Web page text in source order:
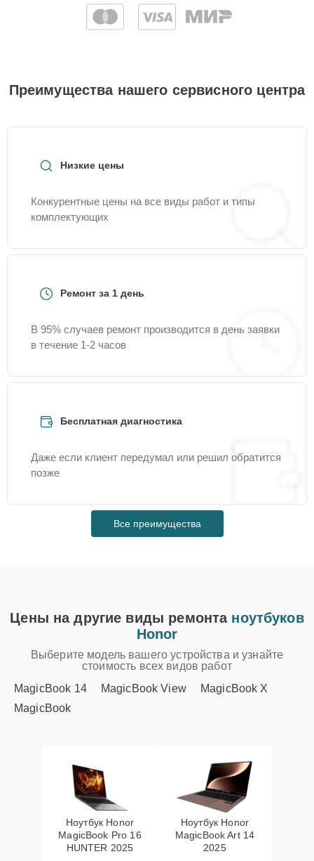
Преимущества нашего сервисного центра
Низкие цены
Конкурентные цены на все виды работ и типы
комплектующих
Ремонт за 1 день
В 95% случаев ремонт производится в день заявки
в течение 1-2 часов
Бесплатная диагностика
Даже если клиент передумал или решил обратится
позже
Все преимущества
Цены на другие виды ремонта ноутбуков
Honor
Выберите модель вашего устройства и узнайте
стоимость всех видов работ
MagicBook 14
MagicBook View
MagicBook X
MagicBook
Ноутбук Honor
MagicBook Pro 16
HUNTER 2025
Ноутбук Honor
MagicBook Art 14
2025